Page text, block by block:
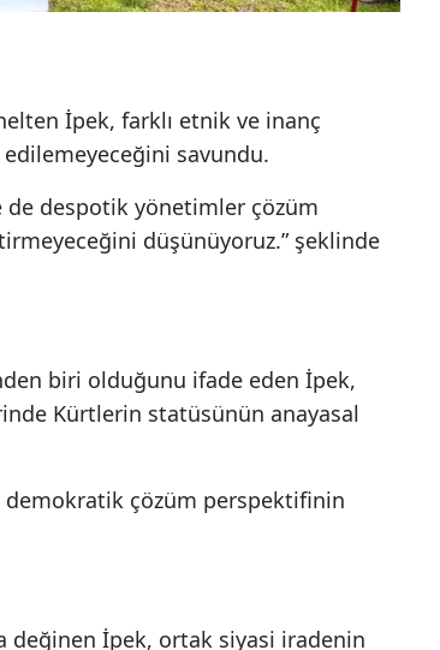
İpek, farklı etnik ve inanç
savundu.
despotik yönetimler çözüm
düşünüyoruz.” şeklinde
biri olduğunu ifade eden İpek,
Kürtlerin statüsünün anayasal
çözüm perspektifinin
değinen İpek, ortak siyasi iradenin